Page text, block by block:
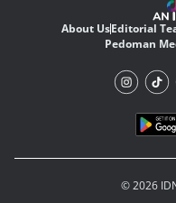
About UsEditorial
Pedoman
© 2026